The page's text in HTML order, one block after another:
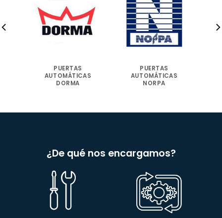
PUERTAS
AUTOMÁTICAS
DORMA
PUERTAS
AUTOMÁTICAS
NORPA
¿De qué nos encargamos?